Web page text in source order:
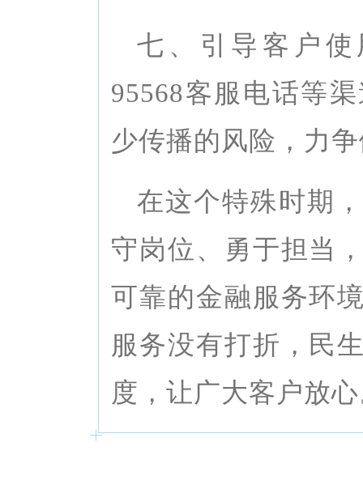
七、引导客户
95568客服电话等
少传播的风险，力
在这个特殊时期
守岗位、勇于担当
可靠的金融服务环
服务没有打折，民
度，让广大客户放